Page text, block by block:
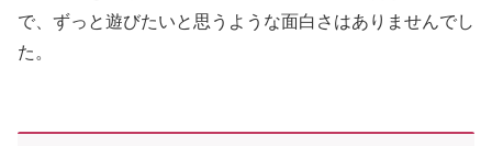
で、ずっと遊びたいと思うような面白さはありませんでし
た。